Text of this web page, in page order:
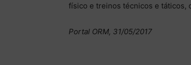
físico e treinos técnicos e táticos,
Portal ORM, 31/05/2017